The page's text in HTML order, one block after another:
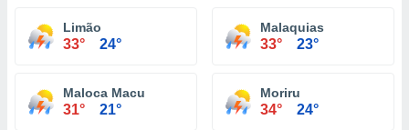
Limão
33° 24°
Malaquias
33° 23°
Maloca Macu
31° 21°
Moriru
34° 24°